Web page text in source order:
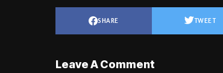
SHARE TWEET
Leave A Comment